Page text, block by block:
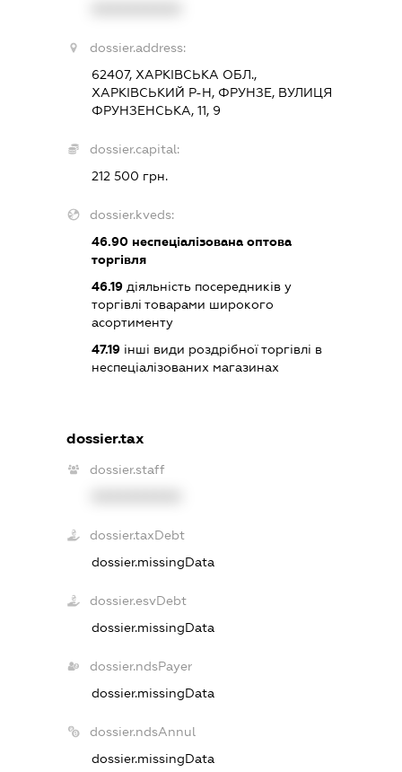
dossier.address:
62407, ХАРКІВСЬКА ОБЛ.,
ХАРКІВСЬКИЙ Р-Н, ФРУНЗЕ, ВУЛИЦЯ
ФРУНЗЕНСЬКА, 11, 9
dossier.capital:
212 500 грн.
dossier.kveds:
46.90неспеціалізована оптова
торгівля
46.19діяльність посередників у
торгівлі товарами широкого
асортименту
47.19інші види роздрібної торгівлі в
неспеціалізованих магазинах
dossier.tax
dossier.staff
dossier.taxDebt
dossier.missingData
dossier.esvDebt
dossier.missingData
dossier.ndsPayer
dossier.missingData
dossier.ndsAnnul
dossier.missingData